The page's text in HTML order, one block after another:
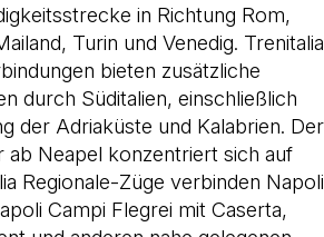
in Richtung Rom,
Turin und Venedig. Trenitalia
bieten zusätzliche
durch Süditalien, einschließlich
der Adriaküste und Kalabrien. Der
ab Neapel konzentriert sich auf
Regionale-Züge verbinden Napoli
Campi Flegrei mit Caserta,